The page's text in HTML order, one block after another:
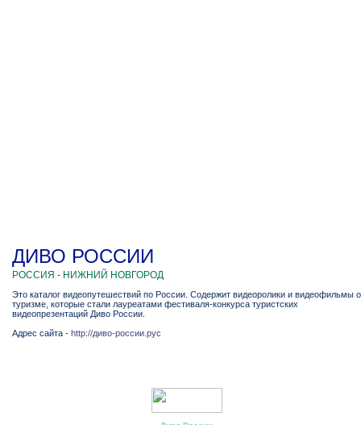
ДИВО РОССИИ
РОССИЯ - НИЖНИЙ НОВГОРОД
Это каталог видеопутешествий по России. Содержит видеоролики и видеофильмы о
туризме, которые стали лауреатами фестиваля-конкурса туристских
видеопрезентаций Диво России.
Адрес сайта - http://диво-россии.рус